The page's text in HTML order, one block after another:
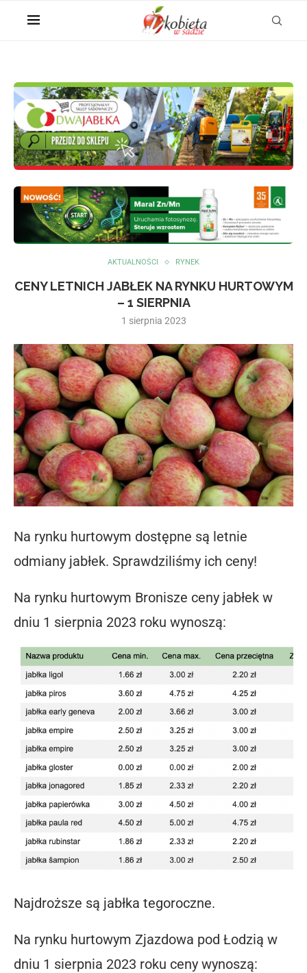
AKTUALNOŚCI RYNEK
CENY LETNICH JABŁEK NA RYNKU HURTOWYM
– 1 SIERPNIA
1 sierpnia 2023
Na rynku hurtowym dostępne są letnie
odmiany jabłek. Sprawdziliśmy ich ceny!
Na rynku hurtowym Bronisze ceny jabłek w
dniu 1 sierpnia 2023 roku wynoszą:
Najdroższe są jabłka tegoroczne.
Na rynku hurtowym Zjazdowa pod Łodzią w
dniu 1 sierpnia 2023 roku ceny wynoszą: